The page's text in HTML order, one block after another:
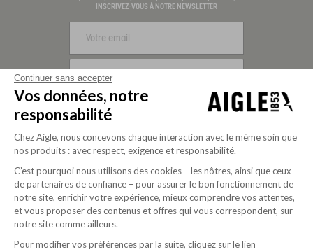
Visa Mastercard
PayPalApple PayKlarna
INSCRIVEZ-VOUS À NOTRE NEWSLETTER
Continuer sans accepter
Vos données, notre
responsabilité
Chez Aigle, nous concevons chaque interaction avec le même soin que
nos produits : avec respect, exigence et responsabilité.
C’est pourquoi nous utilisons des cookies – les nôtres, ainsi que ceux
de partenaires de confiance – pour assurer le bon fonctionnement de
notre site, enrichir votre expérience, mieux comprendre vos attentes,
et vous proposer des contenus et offres qui vous correspondent, sur
notre site comme ailleurs.
Pour modifier vos préférences par la suite, cliquez sur le lien